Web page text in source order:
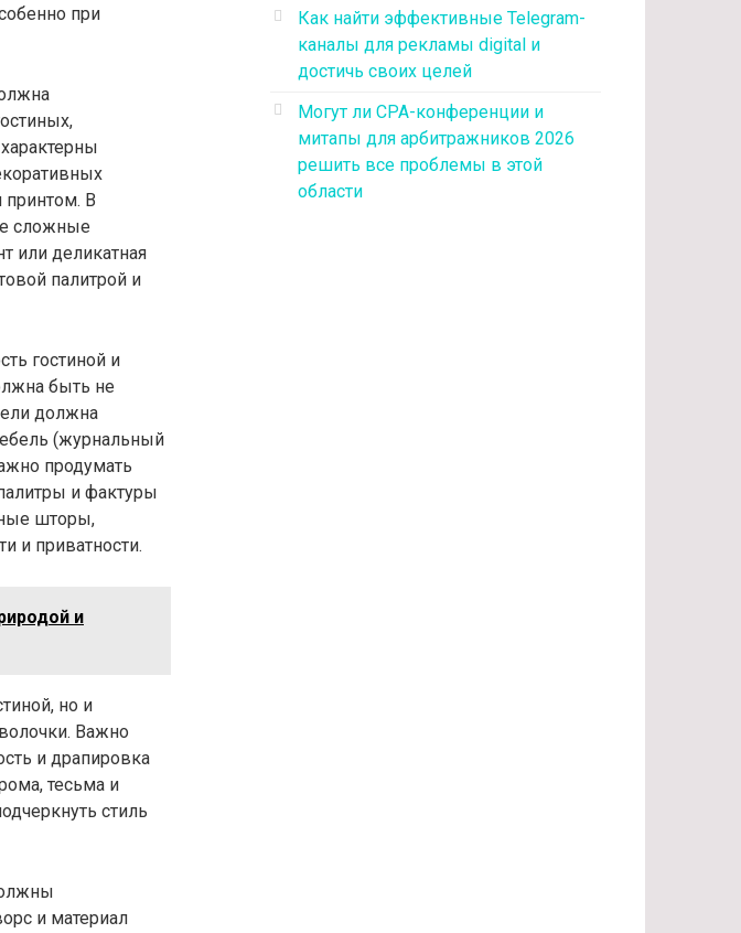
при
принтом. В
сложные
или деликатная
палитрой и
гостиной и
быть не
должна
(журнальный
продумать
и фактуры
шторы,
и приватности.
и
но и
Важно
и драпировка
тесьма и
стиль
и материал
Как найти эффективные Telegram-
каналы для рекламы digital и
достичь своих целей
Могут ли CPA-конференции и
митапы для арбитражников 2026
решить все проблемы в этой
области